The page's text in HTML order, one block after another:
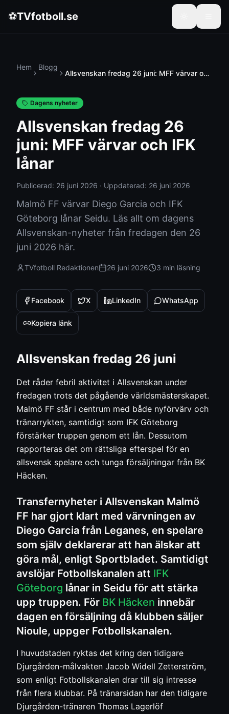
⚽TVfotboll.se
Hem Blogg
Allsvenskan fredag 26 juni: MFF värvar och
Dagens nyheter
Allsvenskan fredag 26
juni: MFF värvar och IFK
lånar
Publicerad: 26 juni 2026 · Uppdaterad: 26 juni 2026
Malmö FF värvar Diego Garcia och IFK
Göteborg lånar Seidu. Läs allt om dagens
Allsvenskan-nyheter från fredagen den 26
juni 2026 här.
TVfotboll Redaktionen 26 juni 2026 3 min läsning
Facebook X LinkedIn WhatsApp
Kopiera länk
Allsvenskan fredag 26 juni
Det råder febril aktivitet i Allsvenskan under
fredagen trots det pågående världsmästerskapet.
Malmö FF står i centrum med både nyförvärv och
tränarrykten, samtidigt som IFK Göteborg
förstärker truppen genom ett lån. Dessutom
rapporteras det om rättsliga efterspel för en
allsvensk spelare och tunga försäljningar från BK
Häcken.
Transfernyheter i Allsvenskan Malmö
FF har gjort klart med värvningen av
Diego Garcia från Leganes, en spelare
som själv deklarerar att han älskar att
göra mål, enligt Sportbladet. Samtidigt
avslöjar Fotbollskanalen att IFK
Göteborg lånar in Seidu för att stärka
upp truppen. För BK Häcken innebär
dagen en försäljning då klubben säljer
Nioule, uppger Fotbollskanalen.
I huvudstaden ryktas det kring den tidigare
Djurgården-målvakten Jacob Widell Zetterström,
som enligt Fotbollskanalen drar till sig intresse
från flera klubbar. På tränarsidan har den tidigare
Djurgården-tränaren Thomas Lagerlöf